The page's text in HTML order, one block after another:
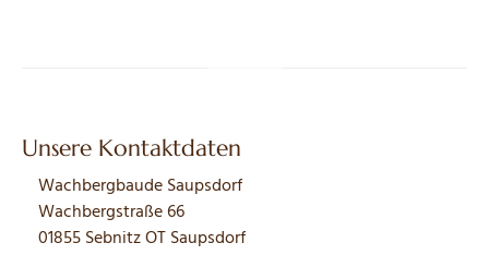
Unsere Kontaktdaten
Wachbergbaude Saupsdorf
Wachbergstraße 66
01855 Sebnitz OT Saupsdorf